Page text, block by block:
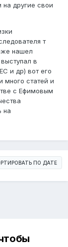
другие свои
т
нашел
в
и др) вот его
много статей и
с Ефимовым
на
ПО ДАТЕ